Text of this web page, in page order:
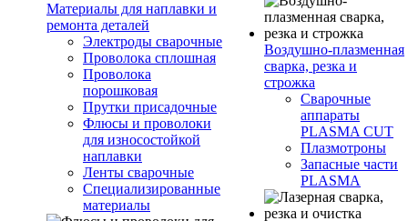
Материалы для наплавки и
ремонта деталей
Электроды сварочные
Проволока сплошная
Проволока
порошковая
Прутки присадочные
Флюсы и проволоки
для износостойкой
наплавки
Ленты сварочные
Специализированные
материалы
Воздушно-плазменная
сварка, резка и
строжка
Сварочные
аппараты
PLASMA CUT
Плазмотроны
Запасные части
PLASMA